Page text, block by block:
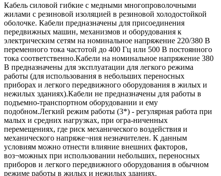
Кабель силовой гибкие с медными многопроволочными
жилами с резиновой изоляцией в резиновой холодостойкой
оболочке. Кабели предназначены для присоединения
передвижных машин, механизмов и оборудования к
электрическим сетям на номинальное напряжение 220/380 В
переменного тока частотой до 400 Гц или 500 В постоянного
тока соответственно.Кабели на номинальное напряжение 380
В предназначены для эксплуа­тации для легкого режима
работы (для использования в небольших перенос­ных
приборах и легкого передвижного оборудования в жилых и
нежилых зда­ниях).Кабели не предназначены для работы в
подъемно-транспортном обору­довании и ему
подобном.Легкий режим работы (3*) - регулярная работа при
малых и средних нагрузках, при огра-ниченных
перемещениях, где риск механического воздействия и
механического напряже¬ния незначителен. К данным
условиям можно отнести влияние внешних факторов,
воз¬можных при использовании небольших, переносных
приборов и легкого передвижного оборудования в обычном
режиме работы в жилых и нежилых зданиях.